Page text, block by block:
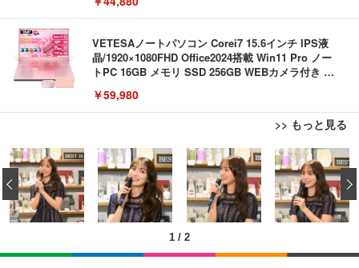
ス付属/180日保証(タッチスクリーン/メモリ8GB,SS
D256GB)
VETESAノートパソコン Corei7 15.6インチ IPS液
晶/1920×1080FHD Office2024搭載 Win11 Pro ノー
トPC 16GB メモリ SSD 256GB WEBカメラ付き 軽
日本語キーボード ラップトップ 学生向け 仕事用 学
習用 ピンク
￥59,980
>> もっと見る
【リチャージWiFi】バッテリーレス 日本100GB+世
界3GB 365日 ポケット WiFi ギガ付 海外利用可能
【TD12-100GB/365日】
￥9,980
【限定10GB増量モデル】国内メーカー直営 ポケッ
1 / 2
‹